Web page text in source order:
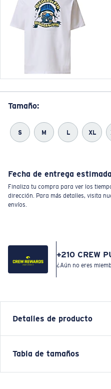
Tamaño:
S M L XL
Fecha de entrega
Finaliza tu compra para ver los
dirección. Para más detalles, visita
envíos.
+210 CREW
¿Aún no eres
Detalles de producto
Inspired by water and
Tabla de tamaños